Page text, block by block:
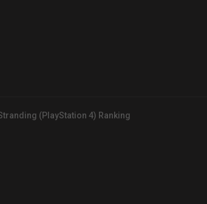
(PlayStation 4) Ranking